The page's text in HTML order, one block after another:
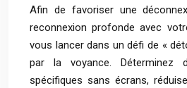
Afin de favoriser une
reconnexion profonde avec
vous lancer dans un défi de «
par la voyance. Déterminez
spécifiques sans écrans,